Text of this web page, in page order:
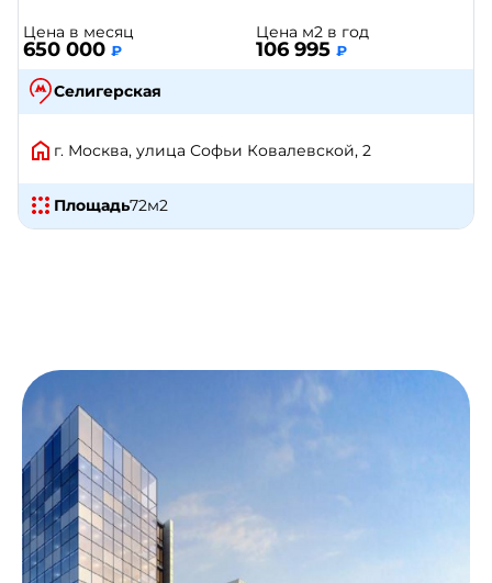
Цена в месяц
650 000 ₽
Цена м2 в год
106 995 ₽
Селигерская
г. Москва, улица Софьи Ковалевской, 2
Площадь72м2